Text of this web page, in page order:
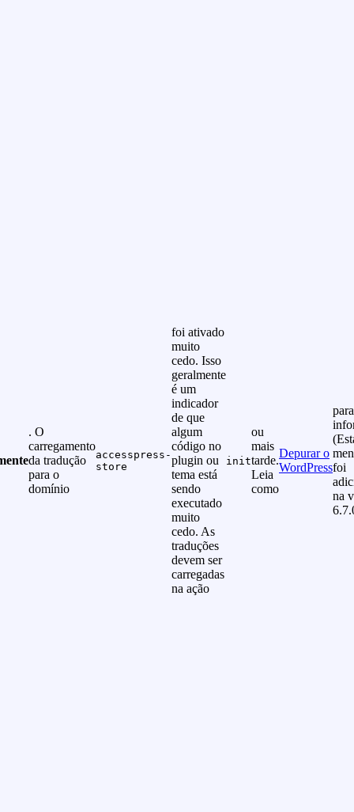
. O
carregamento
da tradução
para o
domínio
accesspress-
store
foi ativado
muito
cedo. Isso
geralmente
é um
indicador
de que
algum
código no
plugin ou
tema está
sendo
executado
muito
cedo. As
traduções
devem ser
carregadas
na ação
init
ou
mais
tarde.
Leia
como
Depurar o
WordPressfoi
na